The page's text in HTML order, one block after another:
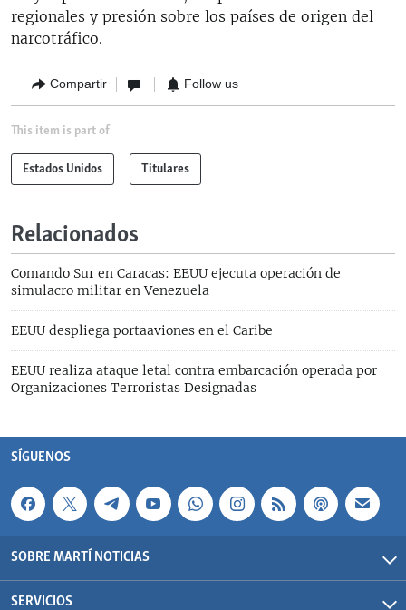
regionales y presión sobre los países de origen del
narcotráfico.
Compartir Follow us
This item is part of
Estados Unidos Titulares
Relacionados
Comando Sur en Caracas: EEUU ejecuta operación de
simulacro militar en Venezuela
EEUU despliega portaaviones en el Caribe
EEUU realiza ataque letal contra embarcación operada por
Organizaciones Terroristas Designadas
SÍGUENOS
SOBRE MARTÍ NOTICIAS
SERVICIOS